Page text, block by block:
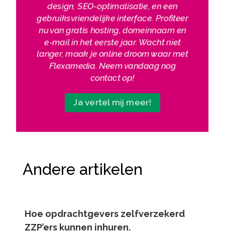
design, SEO-optimalisatie, en een
gebruiksvriendelijke interface. Profiteer
nu van gratis hosting, domeinnaam en
e-mail in het eerste jaar. Wacht niet
langer, maak je online droom waar met
Flexamedia. Neem vandaag nog
contact op!
Ja vertel mij meer!
Andere artikelen
Hoe opdrachtgevers zelfverzekerd
ZZP’ers kunnen inhuren.​